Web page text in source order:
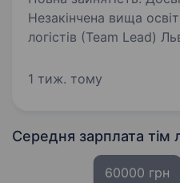
Незакінчена вища освіта. Керівник
логістів (Team Lead)
річним досвідом.
1 тиж. тому
Середня зарплата тім
60000 грн